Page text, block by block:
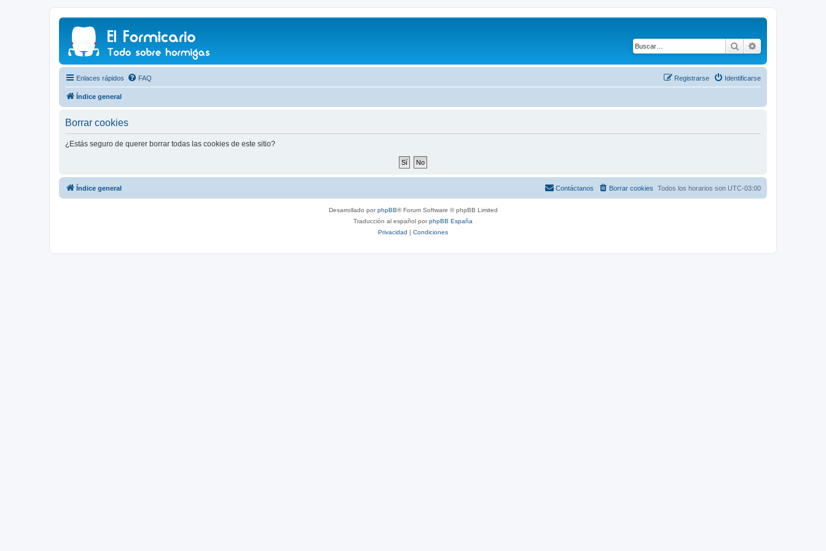
Buscar
Enlaces rápidos FAQ Identificarse
Registrarse
Índice general
Borrar cookies
¿Estás seguro de querer borrar todas las cookies de este sitio?
Índice general Todos los horarios son UTC-03:00
Borrar cookies
Contáctanos
Desarrollado porphpBB® Forum Software © phpBB Limited
Traducción al español porphpBB España
Privacidad | Condiciones